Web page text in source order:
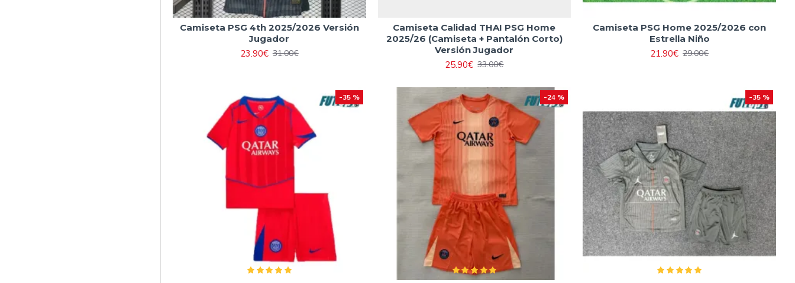
Camiseta PSG 4th 2025/2026 Versión
Jugador
23.90€ 31.00€
Camiseta Calidad THAI PSG Home
2025/26 (Camiseta + Pantalón Corto)
Versión Jugador
25.90€ 33.00€
Camiseta PSG Home 2025/2026 con
Estrella Niño
21.90€ 29.00€
-35 % -24 % -35 %